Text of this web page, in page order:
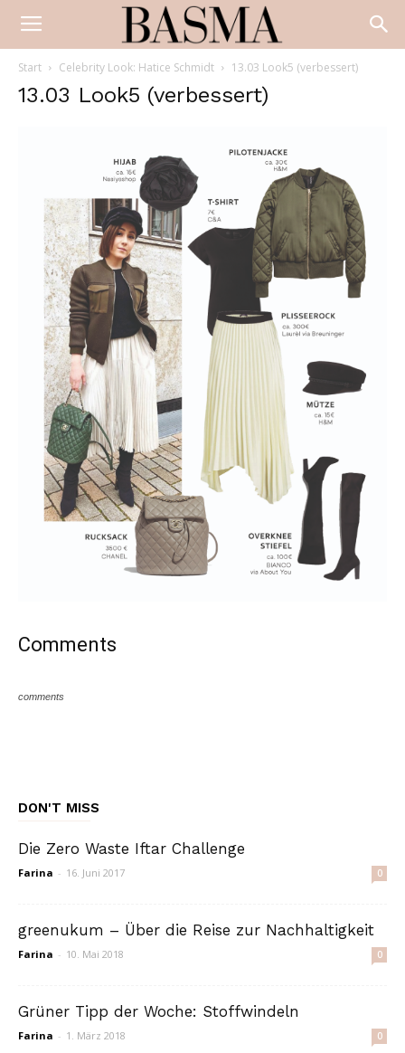
Start Celebrity Look: Hatice Schmidt 13.03 Look5 (verbessert)
13.03 Look5 (verbessert)
Comments
comments
DON'T MISS
Die Zero Waste Iftar Challenge
Farina - 16. Juni 2017 0
greenukum – Über die Reise zur Nachhaltigkeit
Farina - 10. Mai 2018 0
Grüner Tipp der Woche: Stoffwindeln
Farina - 1. März 2018 0